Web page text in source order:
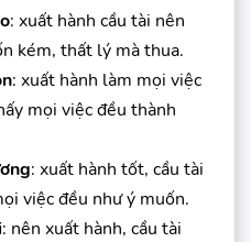
: xuất hành cầu tài nên
kém, thất lý mà thua.
: xuất hành làm mọi việc
mọi việc đều thành
: xuất hành tốt, cầu tài
việc đều như ý muốn.
: nên xuất hành, cầu tài